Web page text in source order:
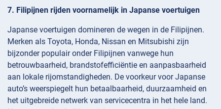
7. Filipijnen rijden voornamelijk in Japanse voertuigen
Japanse voertuigen domineren de wegen in de Filipijnen.
Merken als Toyota, Honda, Nissan en Mitsubishi zijn
bijzonder populair onder Filipijnen vanwege hun
betrouwbaarheid, brandstofefficiëntie en aanpasbaarheid
aan lokale rijomstandigheden. De voorkeur voor Japanse
auto’s weerspiegelt hun betaalbaarheid, duurzaamheid en
het uitgebreide netwerk van servicecentra in het hele land.